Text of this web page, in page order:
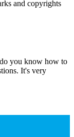
and copyrights
you know how to
It's very